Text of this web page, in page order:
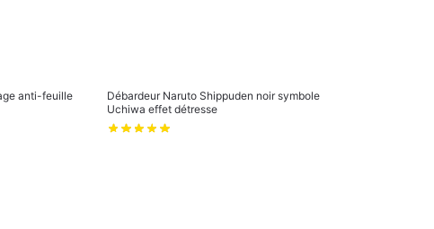
anti-feuille
Débardeur Naruto Shippuden noir symbole
Uchiwa effet détresse